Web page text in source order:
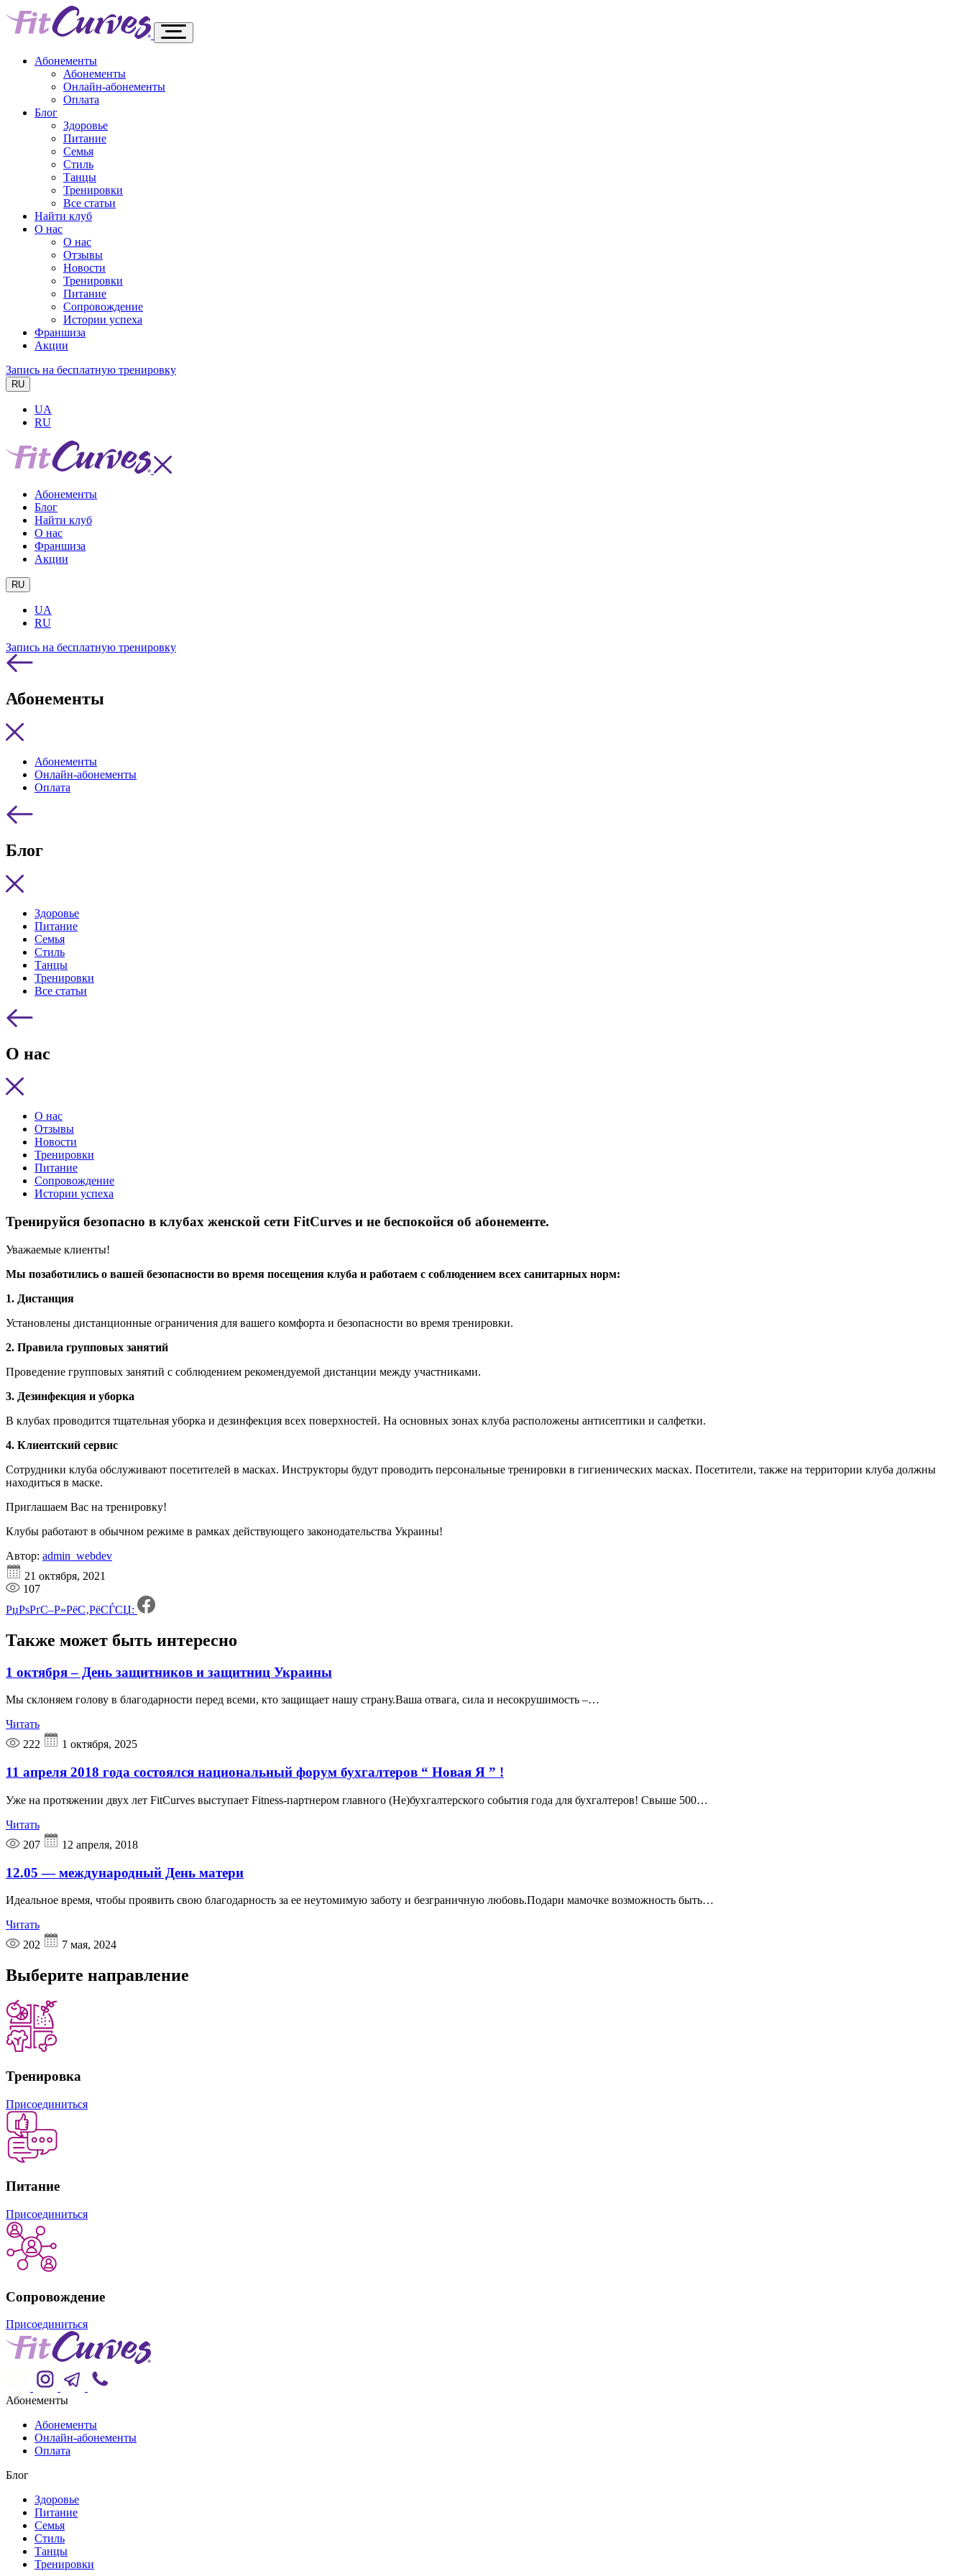
Абонементы
Абонементы
Онлайн-абонементы
Оплата
Блог
Здоровье
Питание
Семья
Стиль
Танцы
Тренировки
Все статьи
Найти клуб
О нас
О нас
Отзывы
Новости
Тренировки
Питание
Сопровождение
Истории успеха
Франшиза
Акции
Запись на бесплатную тренировку
RU
UA
RU
Абонементы
Блог
Найти клуб
О нас
Франшиза
Акции
RU
UA
RU
Запись на бесплатную тренировку
Абонементы
Абонементы
Онлайн-абонементы
Оплата
Блог
Здоровье
Питание
Семья
Стиль
Танцы
Тренировки
Все статьи
О нас
О нас
Отзывы
Новости
Тренировки
Питание
Сопровождение
Истории успеха
Тренируйся безопасно в клубах женской сети FitCurves и не беспокойся об абонементе.
Уважаемые клиенты!
Мы позаботились о вашей безопасности во время посещения клуба и работаем с соблюдением всех санитарных норм:
1. Дистанция
Установлены дистанционные ограничения для вашего комфорта и безопасности во время тренировки.
2. Правила групповых занятий
Проведение групповых занятий с соблюдением рекомендуемой дистанции между участниками.
3. Дезинфекция и уборка
В клубах проводится тщательная уборка и дезинфекция всех поверхностей. На основных зонах клуба расположены антисептики и салфетки.
4. Клиентский сервис
Сотрудники клуба обслуживают посетителей в масках. Инструкторы будут проводить персональные тренировки в гигиенических масках. Посетители, также на территории клуба должны
находиться в маске.
Приглашаем Вас на тренировку!
Клубы работают в обычном режиме в рамках действующего законодательства Украины!
Автор: admin_webdev
21 октября, 2021
107
РџРѕРґС–Р»РёС‚РёСЃСЏ:
Также может быть интересно
1 октября – День защитников и защитниц Украины
Мы склоняем голову в благодарности перед всеми, кто защищает нашу страну.Ваша отвага, сила и несокрушимость –…
Читать
222
1 октября, 2025
11 апреля 2018 года состоялся национальный форум бухгалтеров “ Новая Я ” !
Уже на протяжении двух лет FitCurves выступает Fitness-партнером главного (Не)бухгалтерского события года для бухгалтеров! Свыше 500…
Читать
207
12 апреля, 2018
12.05 — международный День матери
Идеальное время, чтобы проявить свою благодарность за ее неутомимую заботу и безграничную любовь.Подари мамочке возможность быть…
Читать
202
7 мая, 2024
Выберите направление
Тренировка
Присоединиться
Питание
Присоединиться
Сопровождение
Присоединиться
Абонементы
Абонементы
Онлайн-абонементы
Оплата
Блог
Здоровье
Питание
Семья
Стиль
Танцы
Тренировки